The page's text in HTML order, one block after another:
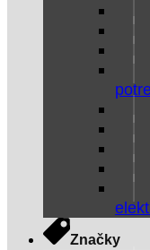
Značky